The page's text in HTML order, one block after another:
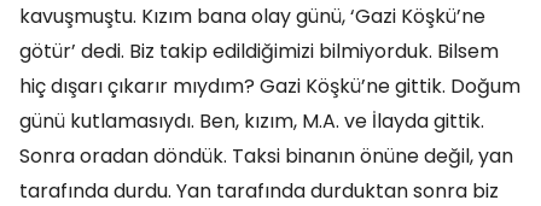
kavuşmuştu. Kızım bana olay günü, ‘Gazi Köşkü’ne
götür’ dedi. Biz takip edildiğimizi bilmiyorduk. Bilsem
hiç dışarı çıkarır mıydım? Gazi Köşkü’ne gittik. Doğum
günü kutlamasıydı. Ben, kızım, M.A. ve İlayda gittik.
Sonra oradan döndük. Taksi binanın önüne değil, yan
tarafında durdu. Yan tarafında durduktan sonra biz